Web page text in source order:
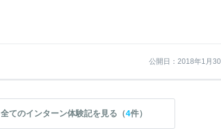
公開日：2018年1月30
全てのインターン体験記を見る（4件）